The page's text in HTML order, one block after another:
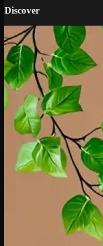
Discover